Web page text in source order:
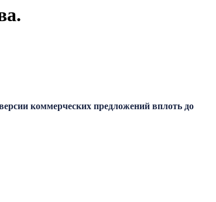
коммерческих предложений вплоть до